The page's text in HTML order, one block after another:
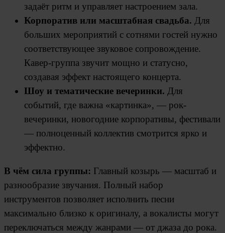
задаёт ритм и управляет настроением зала.
Корпоратив или масштабная свадьба. Для
больших мероприятий с сотнями гостей нужно
соответствующее звуковое сопровождение.
Кавер-группа звучит мощно и статусно,
создавая эффект настоящего концерта.
Шоу и тематические вечеринки. Для
событий, где важна «картинка», — рок-
вечеринки, новогодние корпоративы, фестивали
— полноценный коллектив смотрится ярко и
эффектно.
В чём сила группы: Главный козырь — масштаб и
разнообразие звучания. Полный набор
инструментов позволяет исполнить песни
максимально близко к оригиналу, а вокалисты могут
переключаться между жанрами — от джаза до рока.